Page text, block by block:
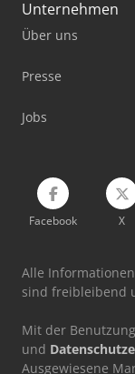
Schlüter Traktor
Stromaggregat
Stromaggregat
Unternehmen
Über uns
Presse
Jobs
Facebook X
Alle
sind freibleibend
Mit der
und
Ausgewiesene